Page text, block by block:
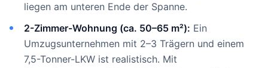
liegen am unteren Ende der Spanne.
2-Zimmer-Wohnung (ca. 50–65 m²): Ein
Umzugsunternehmen mit 2–3 Trägern und einem
7,5-Tonner-LKW ist realistisch. Mit